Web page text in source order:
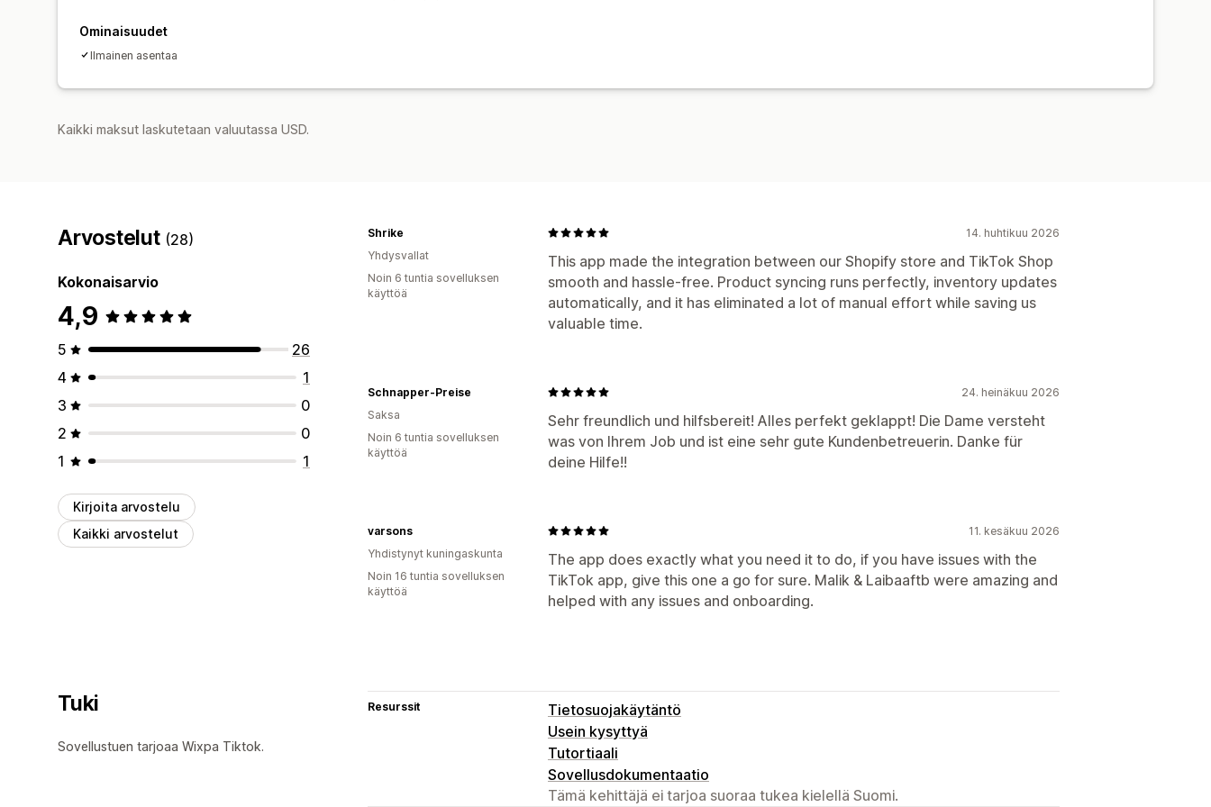
Ominaisuudet
Ilmainen asentaa
Kaikki maksut laskutetaan valuutassa USD.
Arvostelut (28)
Kokonaisarvio
4,9
5
26
4
1
3
0
2
0
1
1
Kirjoita arvostelu
Kaikki arvostelut
14. huhtikuu 2026
This app made the integration between our Shopify store and TikTok Shop
smooth and hassle-free. Product syncing runs perfectly, inventory updates
automatically, and it has eliminated a lot of manual effort while saving us
valuable time.
Shrike
Yhdysvallat
Noin 6 tuntia sovelluksen
käyttöä
24. heinäkuu 2026
Sehr freundlich und hilfsbereit! Alles perfekt geklappt! Die Dame versteht
was von Ihrem Job und ist eine sehr gute Kundenbetreuerin. Danke für
deine Hilfe!!
Schnapper-Preise
Saksa
Noin 6 tuntia sovelluksen
käyttöä
11. kesäkuu 2026
The app does exactly what you need it to do, if you have issues with the
TikTok app, give this one a go for sure. Malik & Laibaaftb were amazing and
helped with any issues and onboarding.
varsons
Yhdistynyt kuningaskunta
Noin 16 tuntia sovelluksen
käyttöä
Tuki
Sovellustuen tarjoaa Wixpa Tiktok.
Resurssit
Tietosuojakäytäntö
Usein kysyttyä
Tutortiaali
Sovellusdokumentaatio
Tämä kehittäjä ei tarjoa suoraa tukea kielellä Suomi.